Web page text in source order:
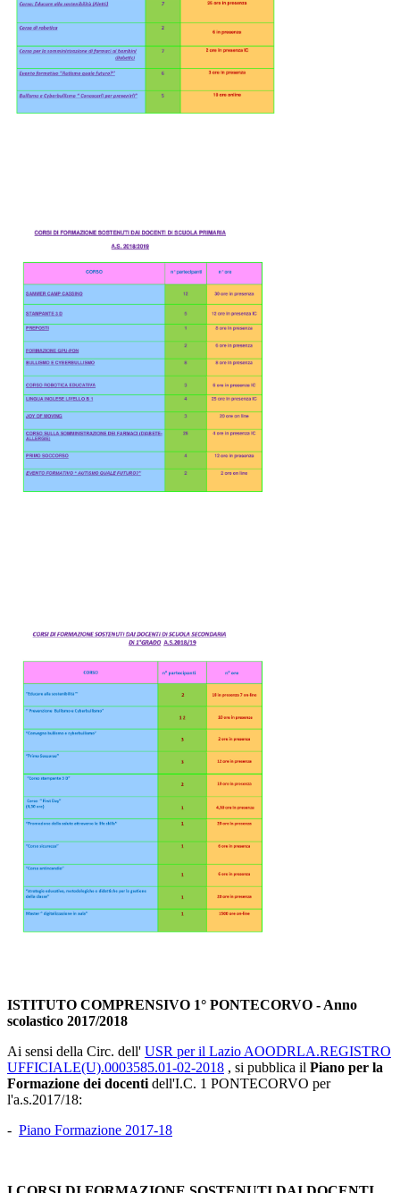
ISTITUTO COMPRENSIVO 1° PONTECORVO -Anno
scolastico 2017/2018
Ai sensi della Circ. dell' USR per il Lazio AOODRLA.REGISTRO
UFFICIALE(U).0003585.01-02-2018 , si pubblica il Piano per la
Formazione dei docentidell'I.C. 1 PONTECORVO per
l'a.s.2017/18:
- Piano Formazione 2017-18